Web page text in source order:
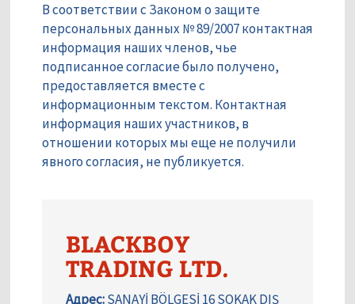
В соответствии с Законом о защите
персональных данных № 89/2007 контактная
информация наших членов, чье
подписанное согласие было получено,
предоставляется вместе с
информационным текстом. Контактная
информация наших участников, в
отношении которых мы еще не получили
явного согласия, не публикуется.
BLACKBOY
TRADING LTD.
Адрес:SANAYİ BÖLGESİ 16 SOKAK DIŞ